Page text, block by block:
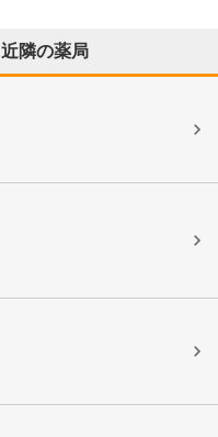
近隣の薬局